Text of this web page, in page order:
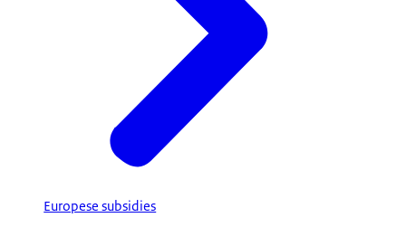
Europese subsidies